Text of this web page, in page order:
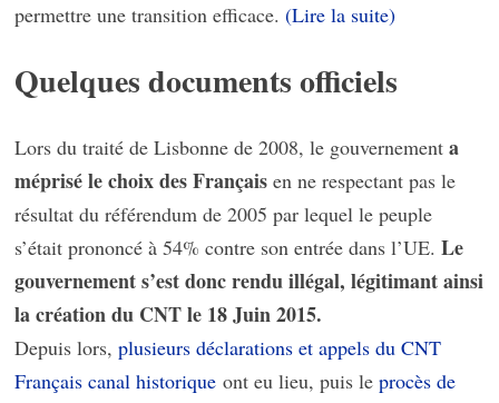
permettre une transition efficace.(Lire la suite)
Quelques documents officiels
Lors du traité de Lisbonne de 2008, le gouvernementa
méprisé le choix des Français en ne respectant pas le
résultat du référendum de 2005 par lequel le peuple
s’était prononcé à 54% contre son entrée dans l’UE.Le
gouvernement s’est donc rendu illégal, légitimant ainsi
la création du CNT le 18 Juin 2015.
Depuis lors,plusieurs déclarations et appels du CNT
Français canal historique ont eu lieu, puis leprocès de